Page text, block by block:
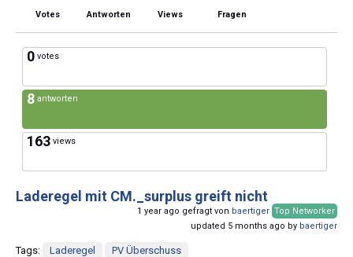
Votes Antworten Views Fragen
0 votes
8 antworten
163 views
Laderegel mit CM._surplus greift nicht
1 year ago gefragt von baertiger Top Networker
updated 5 months ago by baertiger
Tags: Laderegel PV Überschuss